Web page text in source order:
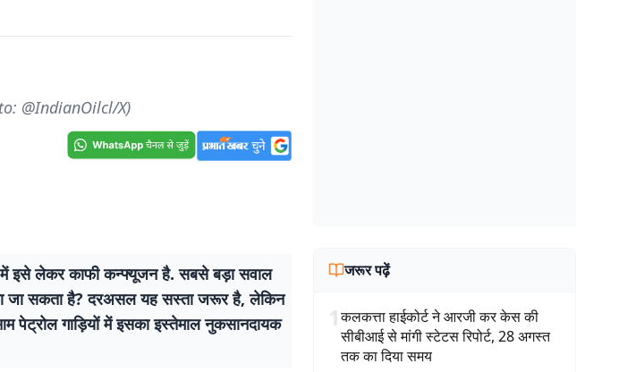
@IndianOilcl/X)
में इसे लेकर काफी कन्फ्यूजन है. सबसे बड़ा सवाल
जा सकता है? दरअसल यह सस्ता जरूर है, लेकिन
पेट्रोल गाड़ियों में इसका इस्तेमाल नुकसानदायक
जरूर पढ़ें
1कलकत्ता हाईकोर्ट ने आरजी कर केस की
सीबीआई से मांगी स्टेटस रिपोर्ट, 28 अगस्त
तक का दिया समय